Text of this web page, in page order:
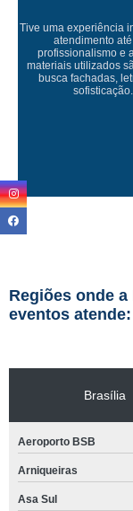
Visual.
realizado com muito
soluções criativas e os
Recomendo para
visual com impacto e
ótimo trabalho!
Regiões onde
eventos atende:
Brasília
Aeroporto BSB
Arniqueiras
Asa Sul